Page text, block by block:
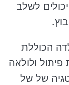
לשלב
הכוללת
ולולאה
של של